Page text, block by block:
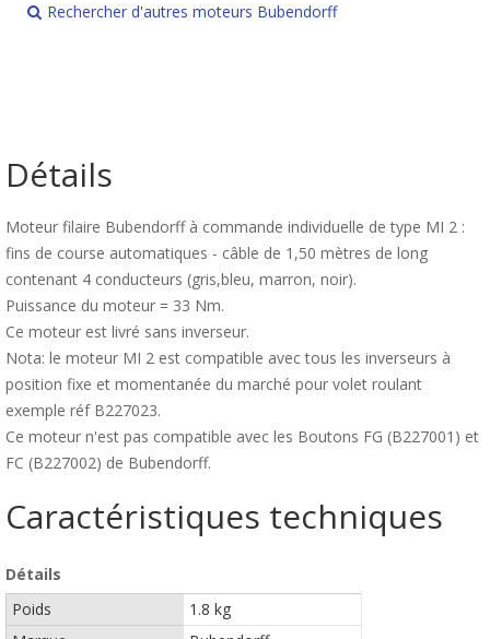
Rechercher d'autres moteurs Bubendorff
Détails
Moteur filaire Bubendorff à commande individuelle de type MI 2 :
fins de course automatiques - câble de 1,50 mètres de long
contenant 4 conducteurs (gris,bleu, marron, noir).
Puissance du moteur = 33 Nm.
Ce moteur est livré sans inverseur.
Nota: le moteur MI 2 est compatible avec tous les inverseurs à
position fixe et momentanée du marché pour volet roulant
exemple réf B227023.
Ce moteur n'est pas compatible avec les Boutons FG (B227001) et
FC (B227002) de Bubendorff.
Caractéristiques techniques
Détails
Poids
1.8 kg